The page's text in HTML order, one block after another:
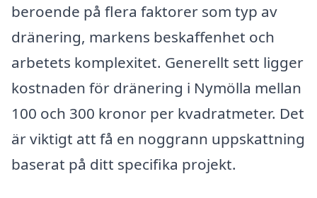
beroende på flera faktorer som typ av
dränering, markens beskaffenhet och
arbetets komplexitet. Generellt sett ligger
kostnaden för dränering i Nymölla mellan
100 och 300 kronor per kvadratmeter. Det
är viktigt att få en noggrann uppskattning
baserat på ditt specifika projekt.